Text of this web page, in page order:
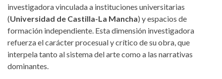
investigadora vinculada a instituciones universitarias
(Universidad de Castilla-La Mancha) y espacios de
formación independiente. Esta dimensión investigadora
refuerza el carácter procesual y crítico de su obra, que
interpela tanto al sistema del arte como a las narrativas
dominantes.